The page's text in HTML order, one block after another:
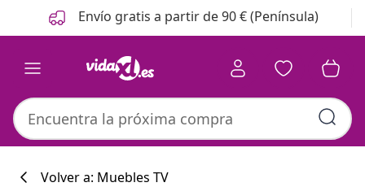
Anterior
Siguiente Envío gratis a partir de 90 € (Península)
Volver a: Muebles TV